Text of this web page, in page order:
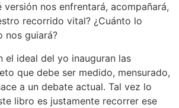
versión nos enfrentará, acompañará,
recorrido vital? ¿Cuánto lo
nos guiará?
el ideal del yo inauguran las
que debe ser medido, mensurado,
a un debate actual. Tal vez lo
libro es justamente recorrer ese